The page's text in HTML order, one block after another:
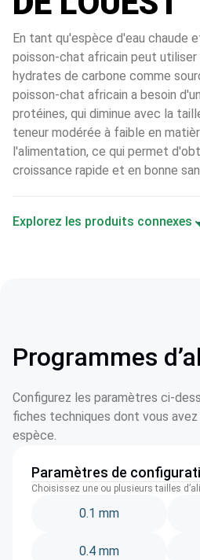
En tant qu'espèce d'eau chaude
poisson-chat africain peut
hydrates de carbone comme
poisson-chat africain a besoin
protéines, qui diminue avec la
teneur modérée à faible en
l'alimentation, ce qui permet
croissance rapide et en bonne
Explorez les produits connexes
Programmes
Configurez les paramètres ci-
fiches techniques dont vous
espèce.
Paramètres de
Choisissez une ou plusieurs tailles
0.1 mm
0.4 mm